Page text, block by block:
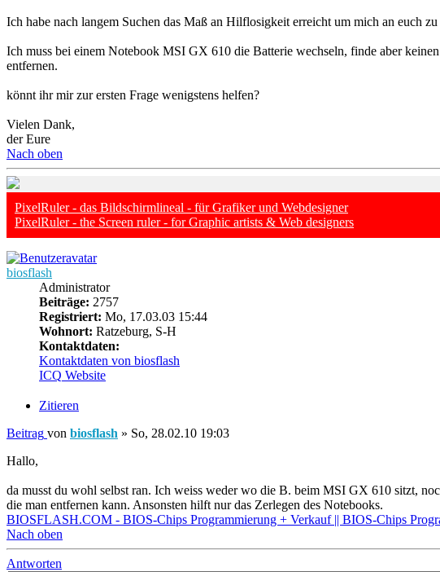
Ich habe nach langem Suchen das Maß an Hilflosigkeit erreicht um mich an euch
Ich muss bei einem Notebook MSI GX 610 die Batterie wechseln, finde aber
entfernen.
könnt ihr mir zur ersten Frage wenigstens helfen?
Vielen Dank,
der Eure
Nach oben
PixelRuler - das Bildschirmlineal - für Grafiker und Webdesigner
PixelRuler - the Screen ruler - for Graphic artists & Web designers
biosflash
Administrator
Beiträge: 2757
Registriert: Mo, 17.03.03 15:44
Wohnort: Ratzeburg, S-H
Kontaktdaten:
Kontaktdaten von biosflash
ICQ Website
Zitieren
Beitrag von biosflash » So, 28.02.10 19:03
Hallo,
da musst du wohl selbst ran. Ich weiss weder wo die B. beim MSI GX 610 sitzt,
die man entfernen kann. Ansonsten hilft nur das Zerlegen des Notebooks.
BIOSFLASH.COM - BIOS-Chips Programmierung + Verkauf || BIOS-Chips
Nach oben
Antworten